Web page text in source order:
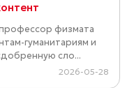
физмата
гуманитариям и
сло...
2026-05-28